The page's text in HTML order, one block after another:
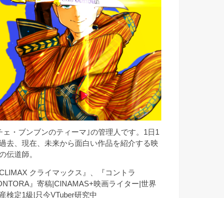
ェ・ブンブンのティーマ｣の管理人です。1日1
去、現在、未来から面白い作品を紹介する映
伝道師。
CLIMAX クライマックス』、『コントラ
』寄稿|CINAMAS+映画ライター|世界
検定1級|只今VTuber研究中